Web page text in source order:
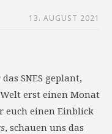
13. AUGUST 2021
SNES geplant,
erst einen Monat
euch einen Einblick
, schauen uns das